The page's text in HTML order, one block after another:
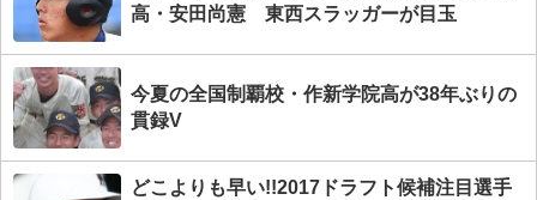
高・安田尚憲 東西スラッガーが目玉
今夏の全国制覇校・作新学院高が38年ぶりの
貫録V
どこよりも早い!!2017ドラフト候補注目選手